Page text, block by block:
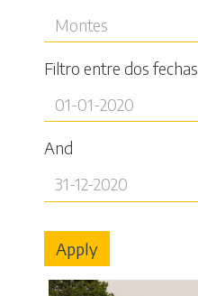
Filtro entre dos fechas
And
Apply